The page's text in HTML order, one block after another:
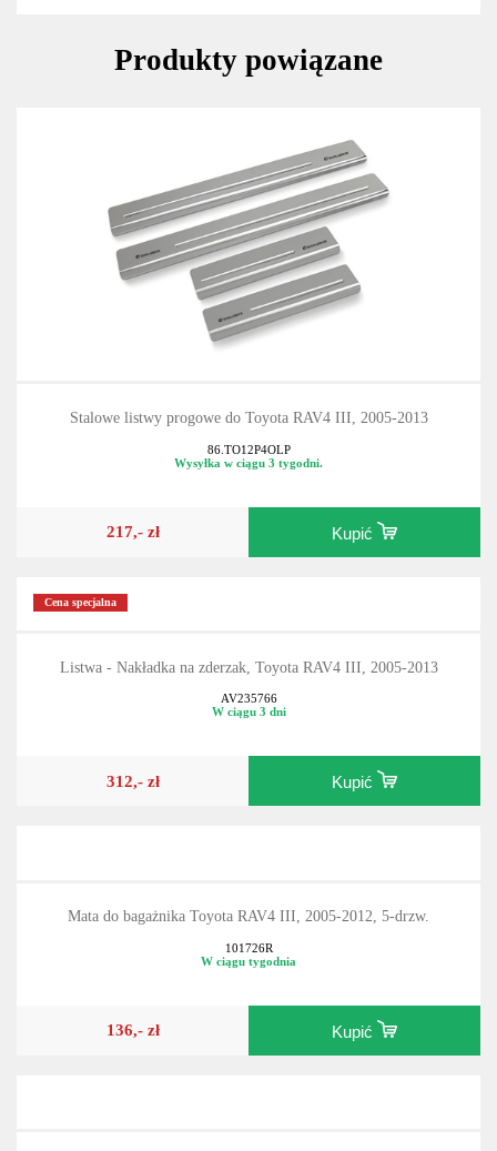
Produkty powiązane
Stalowe listwy progowe do Toyota RAV4 III, 2005-2013
86.TO12P4OLP
Wysyłka w ciągu 3 tygodni.
217,- zł Kupić
Cena specjalna
Listwa - Nakładka na zderzak, Toyota RAV4 III, 2005-2013
AV235766
W ciągu 3 dni
312,- zł Kupić
Mata do bagażnika Toyota RAV4 III, 2005-2012, 5-drzw.
101726R
W ciągu tygodnia
136,- zł Kupić